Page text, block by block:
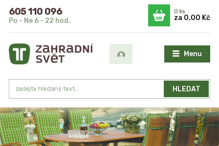
Menu
HLEDAT
605 110 096
Po - Ne 6 - 22 hod.
0ks
za 0,00 Kč